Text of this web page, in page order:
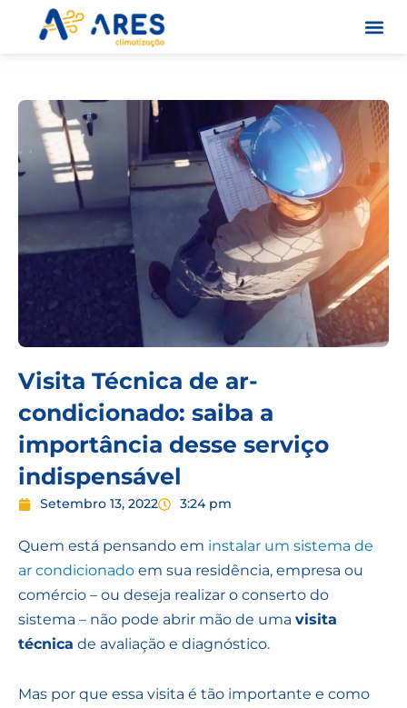
Visita Técnica de ar-
condicionado: saiba a
importância desse serviço
indispensável
Setembro 13, 2022 3:24 pm
Quem está pensando em instalar um sistema de
ar condicionado em sua residência, empresa ou
comércio – ou deseja realizar o conserto do
sistema – não pode abrir mão de uma visita
técnica de avaliação e diagnóstico.
Mas por que essa visita é tão importante e como